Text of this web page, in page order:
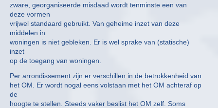
zware, georganiseerde misdaad wordt tenminste een van
deze vormen
vrijwel standaard gebruikt. Van geheime inzet van deze
middelen in
woningen is niet gebleken. Er is wel sprake van (statische)
inzet
op de toegang van woningen.
Per arrondissement zijn er verschillen in de betrokkenheid van
het OM. Er wordt nogal eens volstaan met het OM achteraf op
de
hoogte te stellen. Steeds vaker beslist het OM zelf. Soms